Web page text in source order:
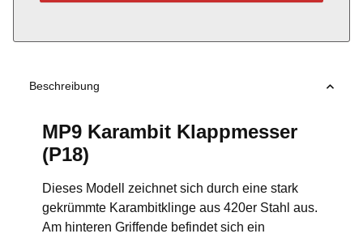
Beschreibung
MP9 Karambit Klappmesser
(P18)
Dieses Modell zeichnet sich durch eine stark
gekrümmte Karambitklinge aus 420er Stahl aus.
Am hinteren Griffende befindet sich ein